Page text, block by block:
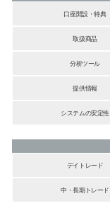
口座開設・特典
取扱商品
分析ツール
提供情報
システムの安定性
デイトレード
中・長期トレード